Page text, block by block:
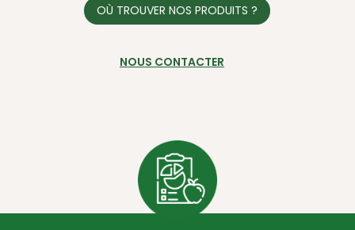
OÙ TROUVER NOS PRODUITS ?
NOUS CONTACTER